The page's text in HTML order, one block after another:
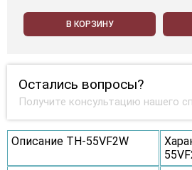
В КОРЗИНУ
Остались вопросы?
Получите консультацию нашего
Описание TH-55VF2W